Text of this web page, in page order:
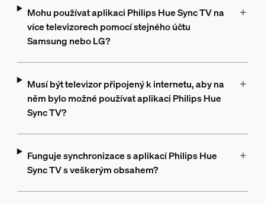
Mohu používat aplikaci Philips Hue Sync TV na
více televizorech pomocí stejného účtu
Samsung nebo LG?
Musí být televizor připojený k internetu, aby na
něm bylo možné používat aplikaci Philips Hue
Sync TV?
Funguje synchronizace s aplikací Philips Hue
Sync TV s veškerým obsahem?